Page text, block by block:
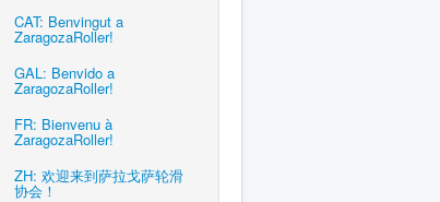
CAT: Benvingut a
ZaragozaRoller!
GAL: Benvido a
ZaragozaRoller!
FR: Bienvenu à
ZaragozaRoller!
ZH: 欢迎来到萨拉戈萨轮滑
协会！